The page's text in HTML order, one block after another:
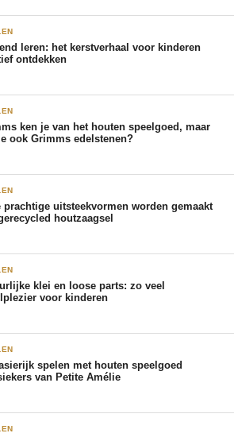
leren: het kerstverhaal voor kinderen
ontdekken
ken je van het houten speelgoed, maar
ook Grimms edelstenen?
prachtige uitsteekvormen worden gemaakt
houtzaagsel
klei en loose parts: zo veel
voor kinderen
spelen met houten speelgoed
van Petite Amélie